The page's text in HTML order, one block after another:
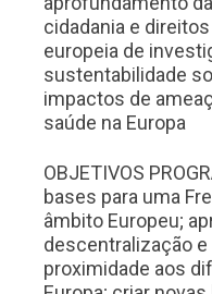
cidadania e
europeia de
sustentabilidade
impactos de
saúde na Europa
OBJETIVOS
bases para uma
âmbito Europeu;
descentralização e
proximidade aos